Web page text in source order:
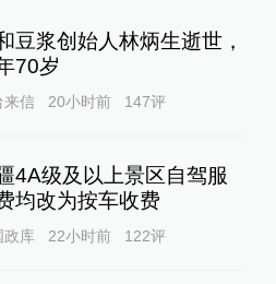
豆浆创始人林炳生逝世，
70岁
来信 20小时前 147评
4A级及以上景区自驾服
均改为按车收费
政库 22小时前 122评